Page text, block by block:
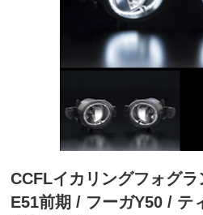
CCFLイカリングフォグ
E51前期 / フーガY50 / テ